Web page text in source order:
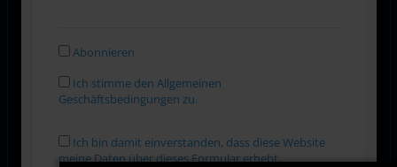
Abonnieren
Ich stimme den Allgemeinen
Geschäftsbedingungen zu.
Ich bin damit einverstanden, dass diese Website
meine Daten über dieses Formular erhebt.